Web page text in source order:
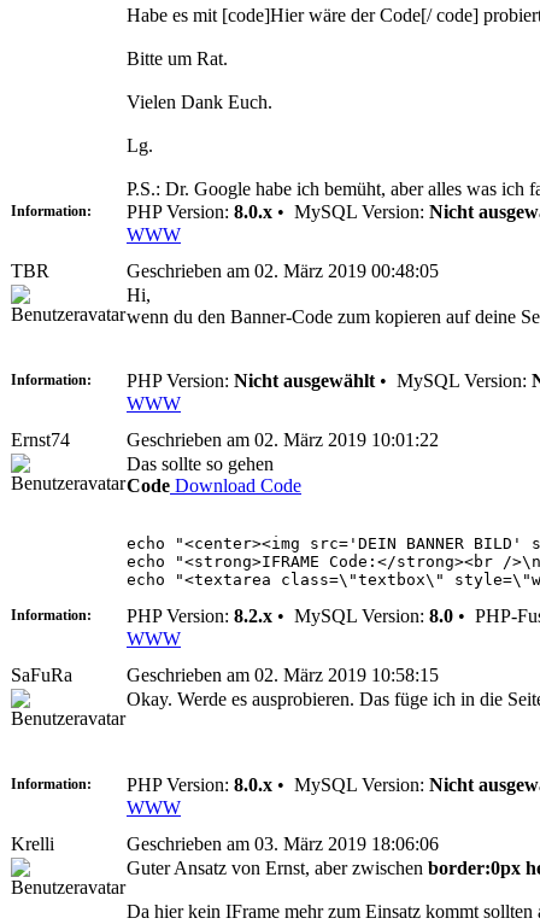
Habe es mit [code]Hier wäre der Code[/ code]
Bitte um Rat.
Vielen Dank Euch.
Lg.
P.S.: Dr. Google habe ich bemüht, aber alles was ich
Information: PHP Version: 8.0.x • MySQL Version: Nicht
WWW
TBR
Geschrieben am 02. März 2019 00:48:05
Hi,
wenn du den Banner-Code zum kopieren auf deine
Information: PHP Version: Nicht ausgewählt • MySQL Version:
WWW
Ernst74
Geschrieben am 02. März 2019 10:01:22
Das sollte so gehen
Code Download Code
echo "<center><img src='DEIN BANNER
echo "<strong>IFRAME Code:</strong><br /
echo "<textarea class=\"textbox\"
Information: PHP Version: 8.2.x • MySQL Version: 8.0 • PHP-
WWW
SaFuRa
Geschrieben am 02. März 2019 10:58:15
Okay. Werde es ausprobieren. Das füge ich in die
Information: PHP Version: 8.0.x • MySQL Version: Nicht
WWW
Krelli
Geschrieben am 03. März 2019 18:06:06
Guter Ansatz von Ernst, aber zwischen border:0px
Da hier kein IFrame mehr zum Einsatz kommt